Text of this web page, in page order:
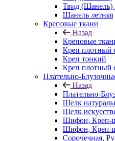
Твид (Шанель)
Шанель летняя
Креповые ткани
Назад
Креповые
Креп плотный
Креп тонкий
Креп плотный
Плательно-
Назад
Плательно-
Шелк
Шелк
Шифон, Креп-
Шифон, Креп-
Сорочечная,